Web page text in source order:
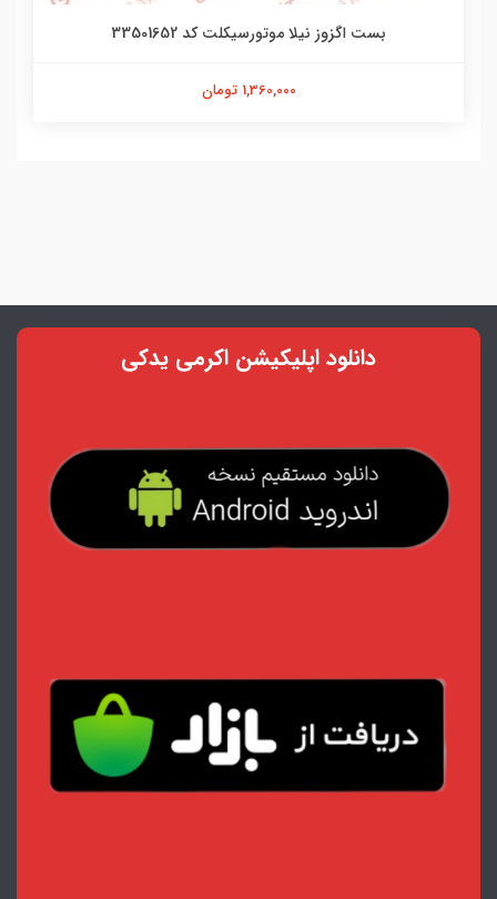
بست اگزوز نیلا موتورسیکلت کد 33501652
1,360,000 تومان
دانلود اپلیکیشن اکرمی یدکی